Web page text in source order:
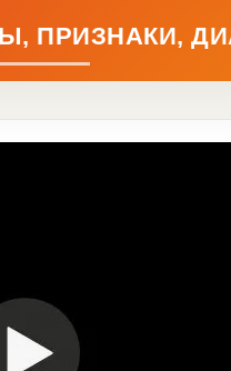
ПРИЗНАКИ,